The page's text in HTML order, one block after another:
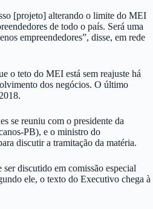
[projeto] alterando o limite do MEI
de todo o país. Será uma
empreendedores”, disse, em rede
o teto do MEI está sem reajuste há
dos negócios. O último
se reuniu com o presidente da
PB), e o ministro do
discutir a tramitação da matéria.
discutido em comissão especial
ele, o texto do Executivo chega à